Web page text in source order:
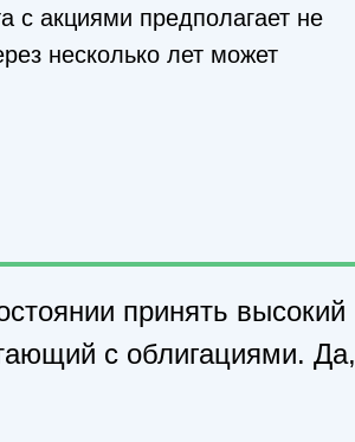
с акциями предполагает не
несколько лет может
принять высокий
с облигациями. Да,